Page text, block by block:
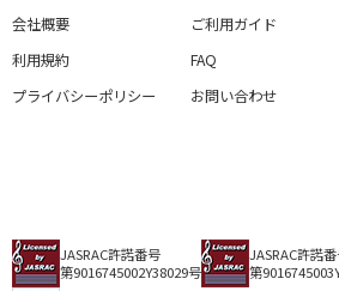
会社概要
利用規約
プライバシーポリシー
ご利用ガイド
FAQ
お問い合わせ
JASRAC許諾番号
第9016745002Y38029号
JASRAC許諾
第